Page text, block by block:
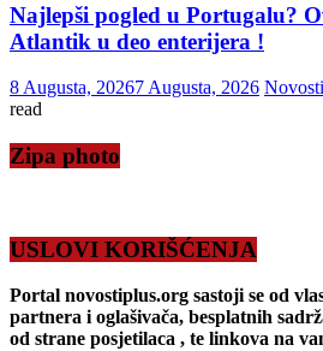
Najlepši pogled u Portugalu?
Atlantik u deo enterijera !
8 Augusta, 20267 Augusta, 2026
read
Zipa photo
USLOVI KORIŠĆENJA
Portal novostiplus.org sastoji se od
partnera i oglašivača, besplatnih
od strane posjetilaca , te linkova na